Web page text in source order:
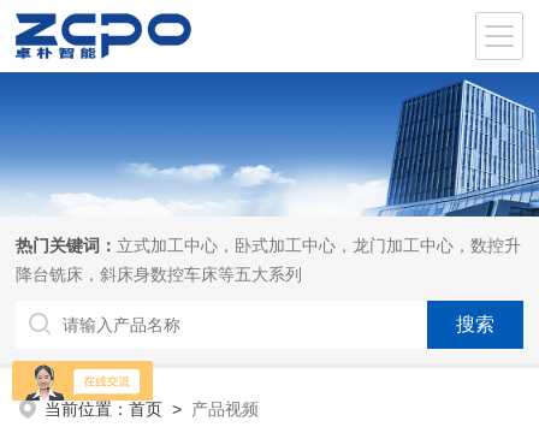
热门关键词： 立式加工中心，卧式加工中心，龙门加工中心，数控升
降台铣床，斜床身数控车床等五大系列
当前位置：首页 > 产品视频